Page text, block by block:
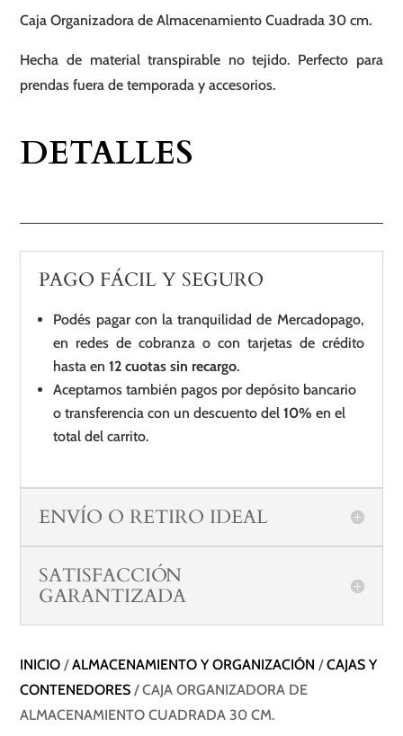
Caja Organizadora de Almacenamiento Cuadrada 30 cm.
Hecha de material transpirable no tejido. Perfecto para
prendas fuera de temporada y accesorios.
DETALLES
PAGO FÁCIL Y SEGURO
Podés pagar con la tranquilidad de Mercadopago,
en redes de cobranza o con tarjetas de crédito
hasta en12 cuotas sin recargo.
Aceptamos también pagos por depósito bancario
o transferencia con un descuento del10% en el
total del carrito.
ENVÍO O RETIRO IDEAL
SATISFACCIÓN
GARANTIZADA
INICIO /ALMACENAMIENTO Y ORGANIZACIÓN /CAJAS Y
CONTENEDORES / CAJA ORGANIZADORA DE
ALMACENAMIENTO CUADRADA 30 CM.